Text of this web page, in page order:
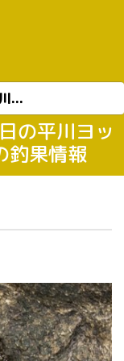
...
の平川ヨッ
釣果情報